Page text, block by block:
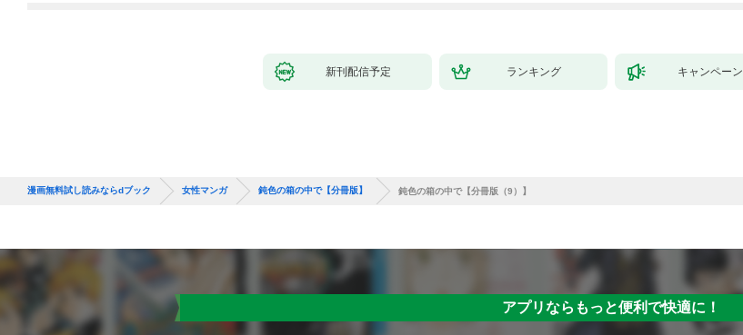
新刊配信予定 ランキング キャンペーン
漫画無料試し読みならdブック 女性マンガ 鈍色の箱の中で【分冊版】 鈍色の箱の中で【分冊版（9）】
アプリならもっと便利で快適に！